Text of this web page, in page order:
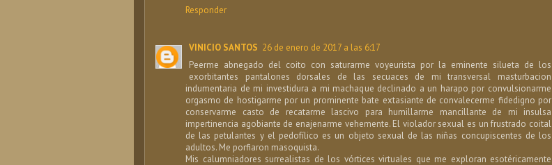
Responder
VINICIO SANTOS 26 de enero de 2017 a las 6:17
Peerme abnegado del coito con saturarme voyeurista por la eminente silueta de los
exorbitantes pantalones dorsales de las secuaces de mi transversal masturbacion
indumentaria de mi investidura a mi machaque declinado a un harapo por convulsionarme
orgasmo de hostigarme por un prominente bate extasiante de convalecerme fidedigno por
conservarme casto de recatarme lascivo para humillarme mancillante de mi insulsa
impertinencia agobiante de enajenarme vehemente. El violador sexual es un frustrado coital
de las petulantes y el pedofílico es un objeto sexual de las niñas concupiscentes de los
adultos. Me porfiaron masoquista.
Mis calumniadores surrealistas de los vórtices virtuales que me exploran esotéricamente